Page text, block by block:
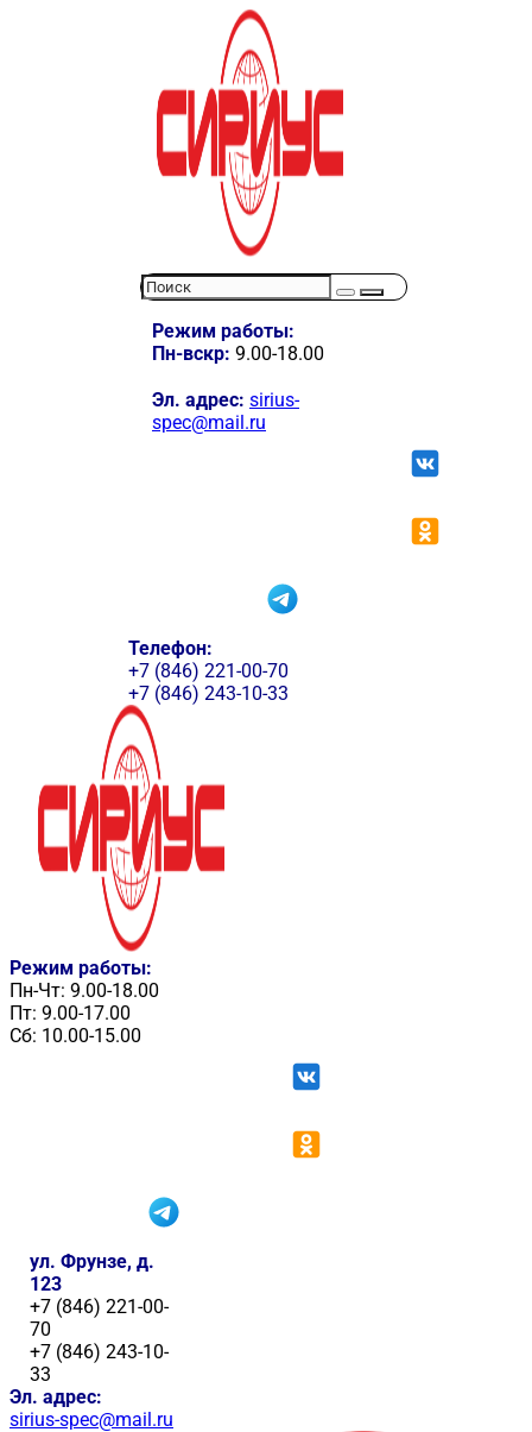
Режим работы:
Пн-вскр: 9.00-18.00
Эл. адрес: sirius-
spec@mail.ru
Телефон:
+7 (846) 221-00-70
+7 (846) 243-10-33
Режим работы:
Пн-Чт: 9.00-18.00
Пт: 9.00-17.00
Сб: 10.00-15.00
ул. Фрунзе, д.
123
+7 (846) 221-00-
70
+7 (846) 243-10-
33
Эл. адрес:
sirius-spec@mail.ru